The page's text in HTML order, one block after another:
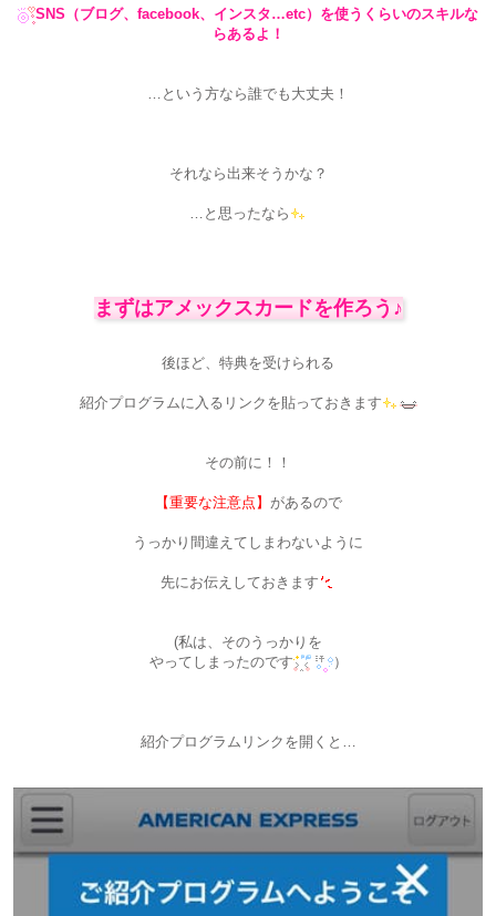
SNS（ブログ、facebook、インスタ…etc）を使うくらいのスキルな
らあるよ！
…という方なら誰でも大丈夫！
それなら出来そうかな？
…と思ったなら
まずはアメックスカードを作ろう♪
後ほど、特典を受けられる
紹介プログラムに入るリンクを貼っておきます
その前に！！
【重要な注意点】 があるので
うっかり間違えてしまわないように
先にお伝えしておきます
(私は、そのうっかりを
やってしまったのです
）
紹介プログラムリンクを開くと…